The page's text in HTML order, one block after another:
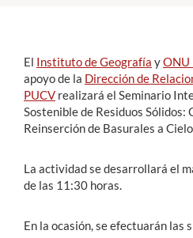
Alumni
El Instituto de Geografía yONU
apoyo de la Dirección de
PUCV realizará el Seminario
Sostenible de Residuos Sólidos:
Reinserción de Basurales a
La actividad se desarrollará el
de las 11:30 horas.
En la ocasión, se efectuarán las